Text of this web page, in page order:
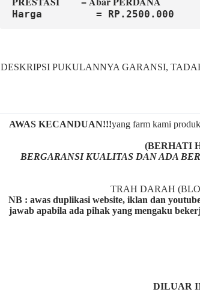
Harga         = RP.2500.000
DESKRIPSI PUKULANNYA GARANSI,
AWAS KECANDUAN!!!yang farm kami
(BERHATI
BERGARANSI KUALITAS DAN ADA
TRAH DARAH
NB : awas duplikasi website, iklan dan
jawab apabila ada pihak yang mengaku
DILUAR